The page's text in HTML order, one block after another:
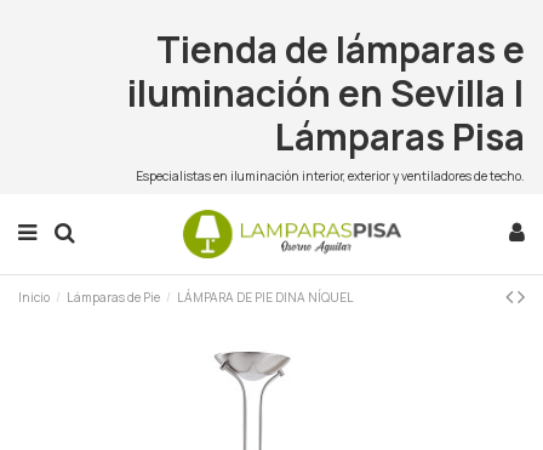
Tienda de lámparas e
iluminación en Sevilla |
Lámparas Pisa
Especialistas en iluminación interior, exterior y ventiladores de techo.
Inicio Lámparas de Pie LÁMPARA DE PIE DINA NÍQUEL